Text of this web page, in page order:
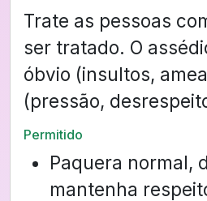
Trate as pessoas
ser tratado. O
óbvio (insultos,
(pressão,
Permitido
Paquera normal,
mantenha